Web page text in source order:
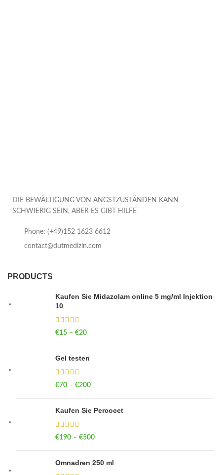
DIE BEWÄLTIGUNG VON ANGSTZUSTÄNDEN KANN
SCHWIERIG SEIN, ABER ES GIBT HILFE
Phone: (+49)152 1623 6612
contact@dutmedizin.com
PRODUCTS
Kaufen Sie Midazolam online 5 mg/ml Injektion
10
€15 – €20
Gel testen
€70 – €200
Kaufen Sie Percocet
€190 – €500
Omnadren 250 ml